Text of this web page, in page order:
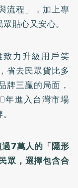
流程」，加上專
貼心又安心。
力升級用戶笑
省去民眾貨比多
牌三贏的局面，
年進入台灣市場
7萬人的「隱形
眾，選擇包含合